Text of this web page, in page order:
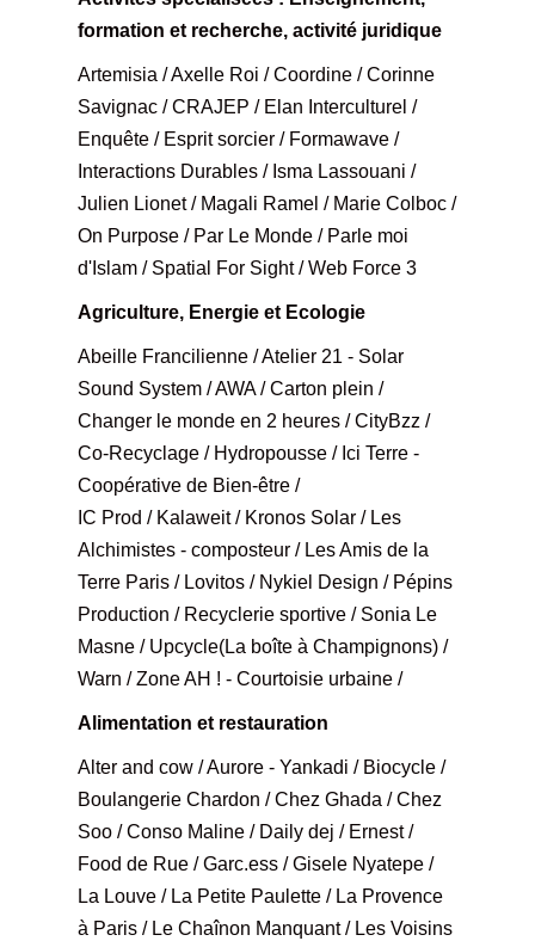
formation et recherche, activité juridique
Artemisia / Axelle Roi / Coordine / Corinne
Savignac / CRAJEP / Elan Interculturel /
Enquête / Esprit sorcier / Formawave /
Interactions Durables / Isma Lassouani /
Julien Lionet / Magali Ramel / Marie Colboc /
On Purpose / Par Le Monde / Parle moi
d'Islam / Spatial For Sight / Web Force 3
Agriculture, Energie et Ecologie
Abeille Francilienne / Atelier 21 - Solar
Sound System / AWA / Carton plein /
Changer le monde en 2 heures / CityBzz /
Co-Recyclage / Hydropousse / Ici Terre -
Coopérative de Bien-être /
IC Prod / Kalaweit / Kronos Solar / Les
Alchimistes - composteur / Les Amis de la
Terre Paris / Lovitos / Nykiel Design / Pépins
Production / Recyclerie sportive / Sonia Le
Masne / Upcycle(La boîte à Champignons) /
Warn / Zone AH ! - Courtoisie urbaine /
Alimentation et restauration
Alter and cow / Aurore - Yankadi / Biocycle /
Boulangerie Chardon / Chez Ghada / Chez
Soo / Conso Maline / Daily dej / Ernest /
Food de Rue / Garc.ess / Gisele Nyatepe /
La Louve / La Petite Paulette / La Provence
à Paris / Le Chaînon Manquant / Les Voisins